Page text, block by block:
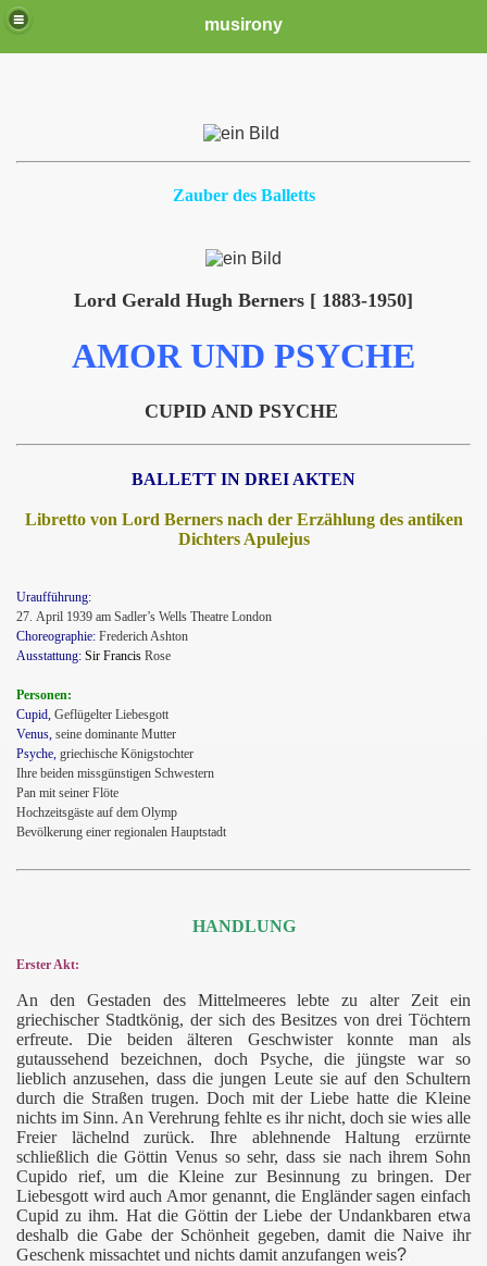
musirony
Zauber des Balletts
Lord Gerald Hugh Berners [ 1883-1950]
AMOR UND PSYCHE
CUPID AND PSYCHE
BALLETT IN DREI AKTEN
Libretto von Lord Berners nach der Erzählung des antiken
Dichters Apulejus
Uraufführung:
27. April 1939 am Sadler’s Wells Theatre London
Choreographie: Frederich Ashton
Ausstattung: Sir Francis Rose
Personen:
Cupid, Geflügelter Liebesgott
Venus, seine dominante Mutter
Psyche, griechische Königstochter
Ihre beiden missgünstigen Schwestern
Pan mit seiner Flöte
Hochzeitsgäste auf dem Olymp
Bevölkerung einer regionalen Hauptstadt
HANDLUNG
Erster Akt:
An den Gestaden des Mittelmeeres lebte zu alter Zeit ein
griechischer Stadtkönig, der sich des Besitzes von drei Töchtern
erfreute. Die beiden älteren Geschwister konnte man als
gutaussehend bezeichnen, doch Psyche, die jüngste war so
lieblich anzusehen, dass die jungen Leute sie auf den Schultern
durch die Straßen trugen. Doch mit der Liebe hatte die Kleine
nichts im Sinn. An Verehrung fehlte es ihr nicht, doch sie wies alle
Freier lächelnd zurück. Ihre ablehnende Haltung erzürnte
schließlich die Göttin Venus so sehr, dass sie nach ihrem Sohn
Cupido rief, um die Kleine zur Besinnung zu bringen. Der
Liebesgott wird auch Amor genannt, die Engländer sagen einfach
Cupid zu ihm. Hat die Göttin der Liebe der Undankbaren etwa
deshalb die Gabe der Schönheit gegeben, damit die Naive ihr
Geschenk missachtet und nichts damit anzufangen weis?